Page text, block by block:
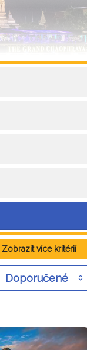
Zobrazit více kritérií
Doporučené